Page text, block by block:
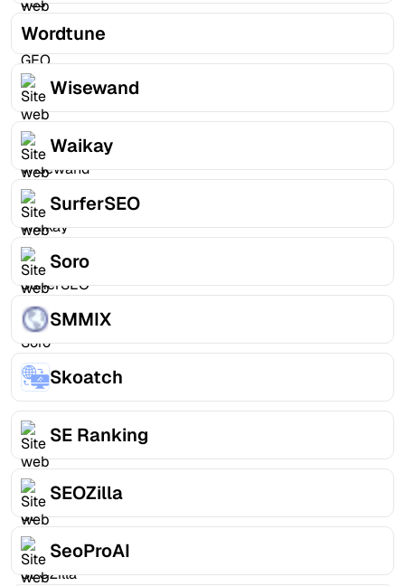
Wordtune
Wisewand
Waikay
SurferSEO
Soro
SMMIX
Skoatch
SE Ranking
SEOZilla
SeoProAI